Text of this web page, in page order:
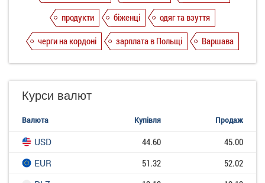
продукти
біженці
одяг та взуття
черги на кордоні
зарплата в Польщі Варшава
Курси валют
Валюта Купівля Продаж
USD 44.60
45.00
EUR
51.32
52.02